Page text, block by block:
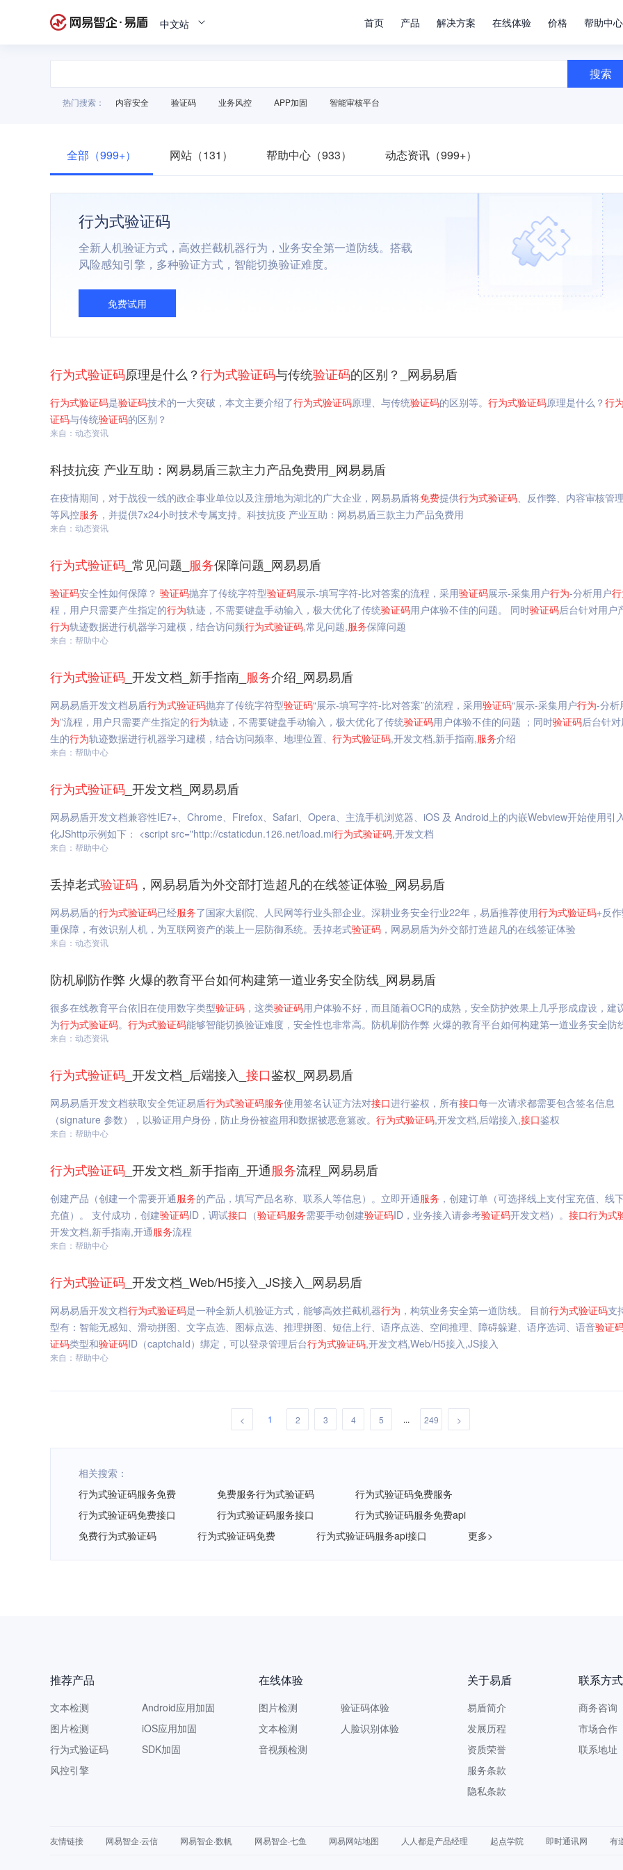
中文站 首页 产品 解决方案 在线体验 价格 帮助中心
搜索
热门搜索： 内容安全 验证码 业务风控 APP加固 智能审核平台
全部（999+） 网站（131） 帮助中心（933） 动态资讯（999+）
行为式验证码
全新人机验证方式，高效拦截机器行为，业务安全第一道防线。搭载
风险感知引擎，多种验证方式，智能切换验证难度。
免费试用
行为式验证码原理是什么？行为式验证码与传统验证码的区别？_网易易盾
行为式验证码是验证码技术的一大突破，本文主要介绍了行为式验证码原理、与传统验证码的区别等。 行为式验证码原理是什么？ 行为
证码与传统验证码的区别？
来自：动态资讯
科技抗疫 产业互助：网易易盾三款主力产品免费用_网易易盾
在疫情期间，对于战役一线的政企事业单位以及注册地为湖北的广大企业，网易易盾将免费提供行为式验证码、反作弊、内容审核管
等风控服务 ，并提供7x24小时技术专属支持。科技抗疫 产业互助：网易易盾三款主力产品免费用
来自：动态资讯
行为式验证码 _常见问题_ 服务保障问题_网易易盾
验证码安全性如何保障？ 验证码抛弃了传统字符型验证码展示-填写字符-比对答案的流程，采用验证码展示-采集用户行为-分析用户
程，用户只需要产生指定的行为轨迹，不需要键盘手动输入，极大优化了传统验证码用户体验不佳的问题。 同时验证码后台针对用户
行为轨迹数据进行机器学习建模，结合访问频行为式验证码,常见问题,服务保障问题
来自：帮助中心
行为式验证码 _开发文档_新手指南_ 服务介绍_网易易盾
网易易盾开发文档易盾行为式验证码抛弃了传统字符型验证码“展示-填写字符-比对答案”的流程，采用验证码“展示-采集用户行为-分析
为”流程，用户只需要产生指定的行为轨迹，不需要键盘手动输入，极大优化了传统验证码用户体验不佳的问题 ；同时验证码后台针
生的行为轨迹数据进行机器学习建模，结合访问频率、地理位置、 行为式验证码,开发文档,新手指南,服务介绍
来自：帮助中心
行为式验证码 _开发文档_网易易盾
网易易盾开发文档兼容性IE7+、Chrome、Firefox、Safari、Opera、主流手机浏览器、iOS 及 Android上的内嵌Webview开始使用引
化JShttp示例如下： <script src="http://cstaticdun.126.net/load.mi行为式验证码,开发文档
来自：帮助中心
丢掉老式验证码 ，网易易盾为外交部打造超凡的在线签证体验_网易易盾
网易易盾的行为式验证码已经服务了国家大剧院、人民网等行业头部企业。深耕业务安全行业22年，易盾推荐使用行为式验证码+反
重保障，有效识别人机，为互联网资产的装上一层防御系统。丢掉老式验证码 ，网易易盾为外交部打造超凡的在线签证体验
来自：动态资讯
防机刷防作弊 火爆的教育平台如何构建第一道业务安全防线_网易易盾
很多在线教育平台依旧在使用数字类型验证码 ，这类验证码用户体验不好，而且随着OCR的成熟，安全防护效果上几乎形成虚设，建
为行为式验证码。 行为式验证码能够智能切换验证难度，安全性也非常高。防机刷防作弊 火爆的教育平台如何构建第一道业务安全防
来自：动态资讯
行为式验证码 _开发文档_后端接入_ 接口鉴权_网易易盾
网易易盾开发文档获取安全凭证易盾行为式验证码服务使用签名认证方法对接口进行鉴权，所有接口每一次请求都需要包含签名信息
（signature 参数），以验证用户身份，防止身份被盗用和数据被恶意篡改。 行为式验证码,开发文档,后端接入,接口鉴权
来自：帮助中心
行为式验证码 _开发文档_新手指南_开通服务流程_网易易盾
创建产品（创建一个需要开通服务的产品，填写产品名称、联系人等信息）。立即开通服务 ，创建订单（可选择线上支付宝充值、线
充值）。 支付成功，创建验证码ID，调试接口 （验证码服务需要手动创建验证码ID，业务接入请参考验证码开发文档）。 接口行为式
开发文档,新手指南,开通服务流程
来自：帮助中心
行为式验证码 _开发文档_Web/H5接入_JS接入_网易易盾
网易易盾开发文档行为式验证码是一种全新人机验证方式，能够高效拦截机器行为 ，构筑业务安全第一道防线。 目前行为式验证码支
型有：智能无感知、滑动拼图、文字点选、图标点选、推理拼图、短信上行、语序点选、空间推理、障碍躲避、语序选词、语音验证
证码类型和验证码ID（captchaId）绑定，可以登录管理后台行为式验证码,开发文档,Web/H5接入,JS接入
来自：帮助中心
< 1 2 3 4 5 ... 249 >
相关搜索：
行为式验证码服务免费
免费服务行为式验证码
行为式验证码免费服务
行为式验证码免费接口
行为式验证码服务接口
行为式验证码服务免费api
免费行为式验证码
行为式验证码免费 行为式验证码服务api接口 更多>
推荐产品
文本检测
图片检测
行为式验证码
风控引擎
Android应用加固
iOS应用加固
SDK加固
在线体验
图片检测
文本检测
音视频检测
验证码体验
人脸识别体验
关于易盾
易盾简介
发展历程
资质荣誉
服务条款
隐私条款
联系方式
商务咨询
市场合作
联系地址
友情链接 网易智企·云信 网易智企·数帆 网易智企·七鱼 网易网站地图 人人都是产品经理 起点学院 即时通讯网 有